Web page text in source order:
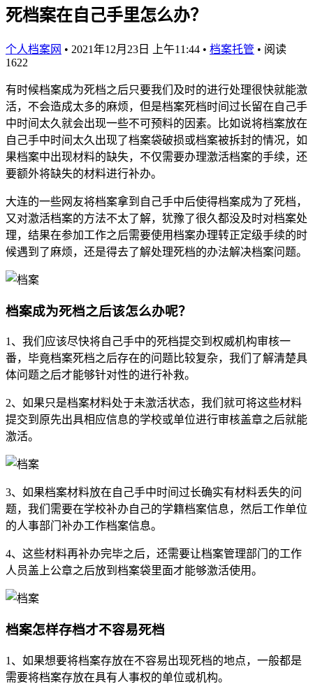
死档案在自己手里怎么办？
个人档案网 • 2021年12月23日 上午11:44 • 档案托管 • 阅读
1622
有时候档案成为死档之后只要我们及时的进行处理很快就能激
活，不会造成太多的麻烦，但是档案死档时间过长留在自己手
中时间太久就会出现一些不可预料的因素。比如说将档案放在
自己手中时间太久出现了档案袋破损或档案被拆封的情况，如
果档案中出现材料的缺失，不仅需要办理激活档案的手续，还
要额外将缺失的材料进行补办。
大连的一些网友将档案拿到自己手中后使得档案成为了死档，
又对激活档案的方法不太了解，犹豫了很久都没及时对档案处
理，结果在参加工作之后需要使用档案办理转正定级手续的时
候遇到了麻烦，还是得去了解处理死档的办法解决档案问题。
档案成为死档之后该怎么办呢？
1、我们应该尽快将自己手中的死档提交到权威机构审核一
番，毕竟档案死档之后存在的问题比较复杂，我们了解清楚具
体问题之后才能够针对性的进行补救。
2、如果只是档案材料处于未激活状态，我们就可将这些材料
提交到原先出具相应信息的学校或单位进行审核盖章之后就能
激活。
3、如果档案材料放在自己手中时间过长确实有材料丢失的问
题，我们需要在学校补办自己的学籍档案信息，然后工作单位
的人事部门补办工作档案信息。
4、这些材料再补办完毕之后，还需要让档案管理部门的工作
人员盖上公章之后放到档案袋里面才能够激活使用。
档案怎样存档才不容易死档
1、如果想要将档案存放在不容易出现死档的地点，一般都是
需要将档案存放在具有人事权的单位或机构。